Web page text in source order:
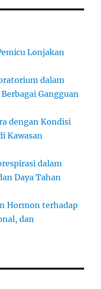
Lonjakan
dalam
Gangguan
dengan Kondisi
Kawasan
dalam
Daya Tahan
Hormon terhadap
dan